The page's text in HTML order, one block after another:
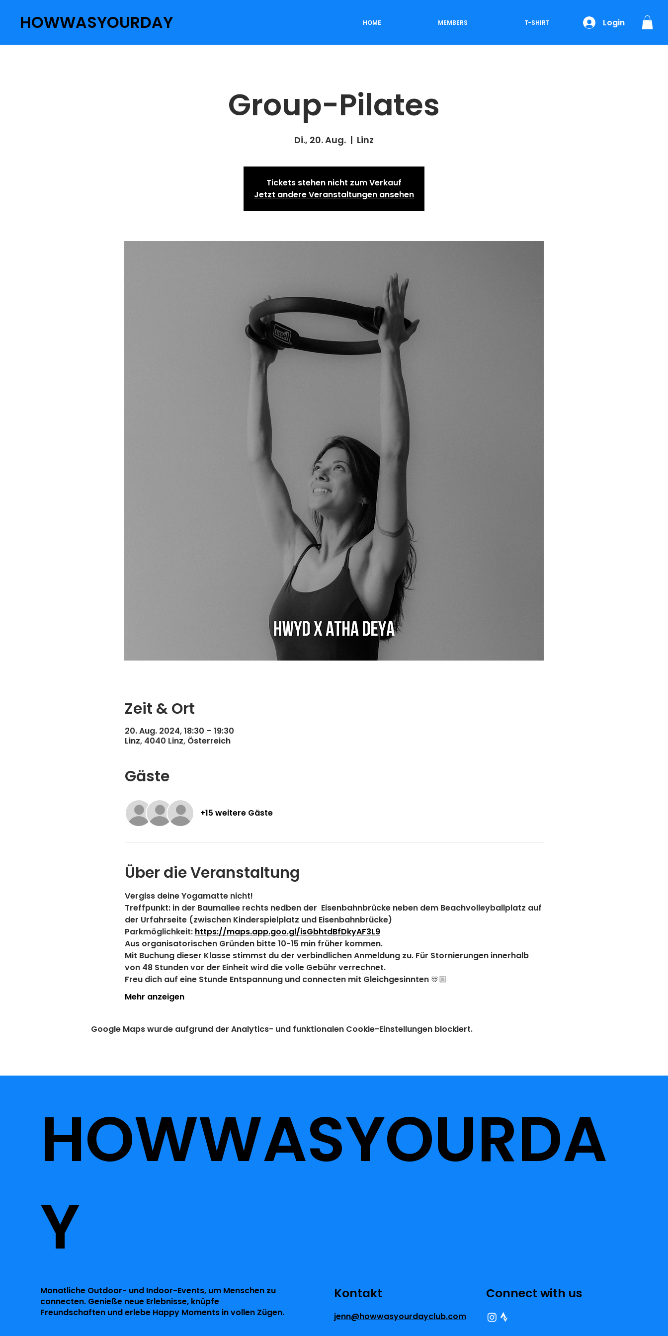
HOWWASYOURDAY HOME MEMBERS T-SHIRT Login
Group-Pilates
Di., 20. Aug.
  |
Linz
Tickets stehen nicht zum Verkauf
Jetzt andere Veranstaltungen ansehen
Zeit & Ort
20. Aug. 2024, 18:30 – 19:30
Linz, 4040 Linz, Österreich
Gäste
+15 weitere Gäste
Über die Veranstaltung
Vergiss deine Yogamatte nicht!
Treffpunkt: in der Baumallee rechts nedben der  Eisenbahnbrücke neben dem Beachvolleyballplatz auf
der Urfahrseite (zwischen Kinderspielplatz und Eisenbahnbrücke)
Parkmöglichkeit: https://maps.app.goo.gl/isGbhtdBfDkyAF3L9
Aus organisatorischen Gründen bitte 10-15 min früher kommen.
​​Mit Buchung dieser Klasse stimmst du der verbindlichen Anmeldung zu. Für Stornierungen innerhalb
von 48 Stunden vor der Einheit wird die volle Gebühr verrechnet.
Freu dich auf eine Stunde Entspannung und connecten mit Gleichgesinnten 🫶🏼
Mehr anzeigen
Google Maps wurde aufgrund der Analytics- und funktionalen Cookie-Einstellungen blockiert.
HOWWASYOURDA
Y
Monatliche Outdoor- und Indoor-Events, um Menschen zu
connecten. Genieße neue Erlebnisse, knüpfe
Freundschaften und erlebe Happy Moments in vollen Zügen.
Connect with us
Kontakt
jenn@howwasyourdayclub.com